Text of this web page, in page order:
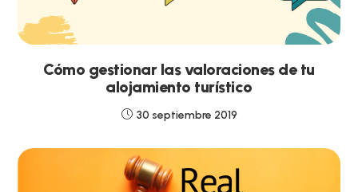
Cómo gestionar las valoraciones de tu
alojamiento turístico
30 septiembre 2019